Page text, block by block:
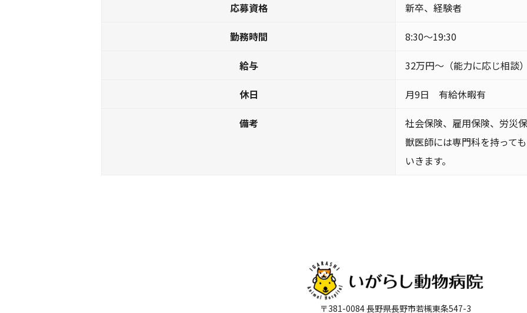
応募資格 新卒、経験者
勤務時間 8:30～19:30
給与 32万円～（能力に応じ相
休日 月9日 有給休暇有
備考
社会保険、雇用保険、労災
獣医師には専門科を持って
いきます。
〒381-0084 長野県長野市若槻東条547-3